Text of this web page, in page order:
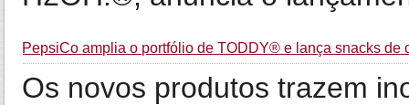
PepsiCo amplia o portfólio de TODDY® e lança snacks de
Os novos produtos trazem